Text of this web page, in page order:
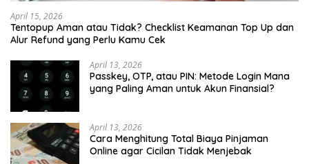
April 15, 2026
Tentopup Aman atau Tidak? Checklist Keamanan Top Up dan
Alur Refund yang Perlu Kamu Cek
April 13, 2026
Passkey, OTP, atau PIN: Metode Login Mana
yang Paling Aman untuk Akun Finansial?
April 13, 2026
Cara Menghitung Total Biaya Pinjaman
Online agar Cicilan Tidak Menjebak